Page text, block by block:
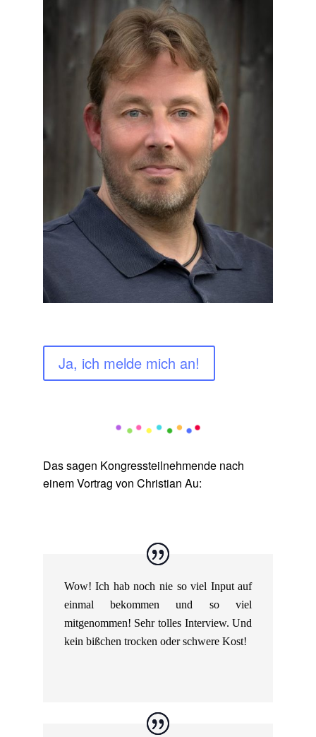
Ja, ich melde mich an!
Das sagen Kongressteilnehmende nach
einem Vortrag von Christian Au:
Wow! Ich hab noch nie so viel Input auf
einmal bekommen und so viel
mitgenommen! Sehr tolles Interview. Und
kein bißchen trocken oder schwere Kost!